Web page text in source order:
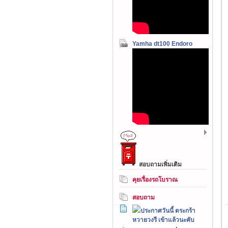
Yamha dt100 Endoro
สอบถามเพิ่มเติม
คุยเรื่องรถโบราณ
สอบถาม
ประกาศวันนี้ ตระกร้า
หวายวงรี เข้าแล้วนะคับ